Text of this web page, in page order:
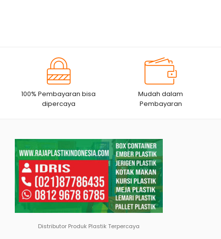
100% Pembayaran bisa
dipercaya
Mudah dalam
Pembayaran
Distributor Produk Plastik Terpercaya